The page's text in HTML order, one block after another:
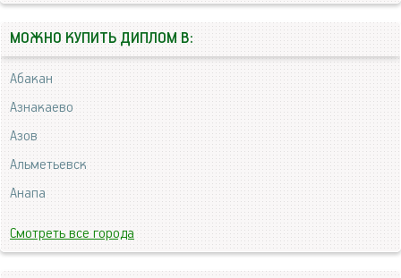
МОЖНО КУПИТЬ ДИПЛОМ В:
Абакан
Азнакаево
Азов
Альметьевск
Анапа
Смотреть все города